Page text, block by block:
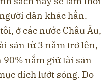
dân khác hẳn.
ở các nước Châu Âu,
sản từ 3 năm trở lên,
nắm giữ tài sản
đích lướt sóng. Do